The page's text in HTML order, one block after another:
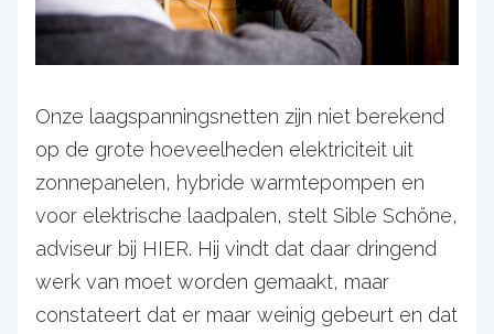
Onze laagspanningsnetten zijn niet berekend
op de grote hoeveelheden elektriciteit uit
zonnepanelen, hybride warmtepompen en
voor elektrische laadpalen, stelt Sible Schöne,
adviseur bij HIER. Hij vindt dat daar dringend
werk van moet worden gemaakt, maar
constateert dat er maar weinig gebeurt en dat